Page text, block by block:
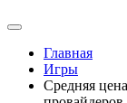
Главная
Игры
Средняя